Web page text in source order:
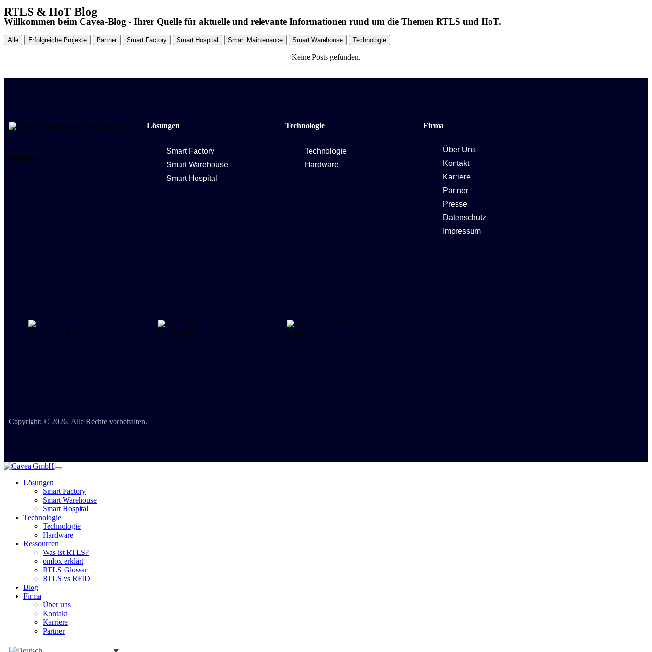
RTLS & IIoT Blog
Willkommen beim Cavea-Blog - Ihrer Quelle für aktuelle und relevante Informationen rund um die Themen RTLS und IIoT.
Alle Erfolgreiche Projekte Partner Smart Factory Smart Hospital Smart Maintenance Smart Warehouse Technologie
Keine Posts gefunden.
Follow us
Lösungen
Smart Factory
Smart Warehouse
Smart Hospital
Technologie
Technologie
Hardware
Firma
Über Uns
Kontakt
Karriere
Partner
Presse
Datenschutz
Impressum
Copyright: © 2026. Alle Rechte vorbehalten.
Lösungen
Smart Factory
Smart Warehouse
Smart Hospital
Technologie
Technologie
Hardware
Ressourcen
Was ist RTLS?
omlox erklärt
RTLS-Glossar
RTLS vs RFID
Blog
Firma
Über uns
Kontakt
Karriere
Partner